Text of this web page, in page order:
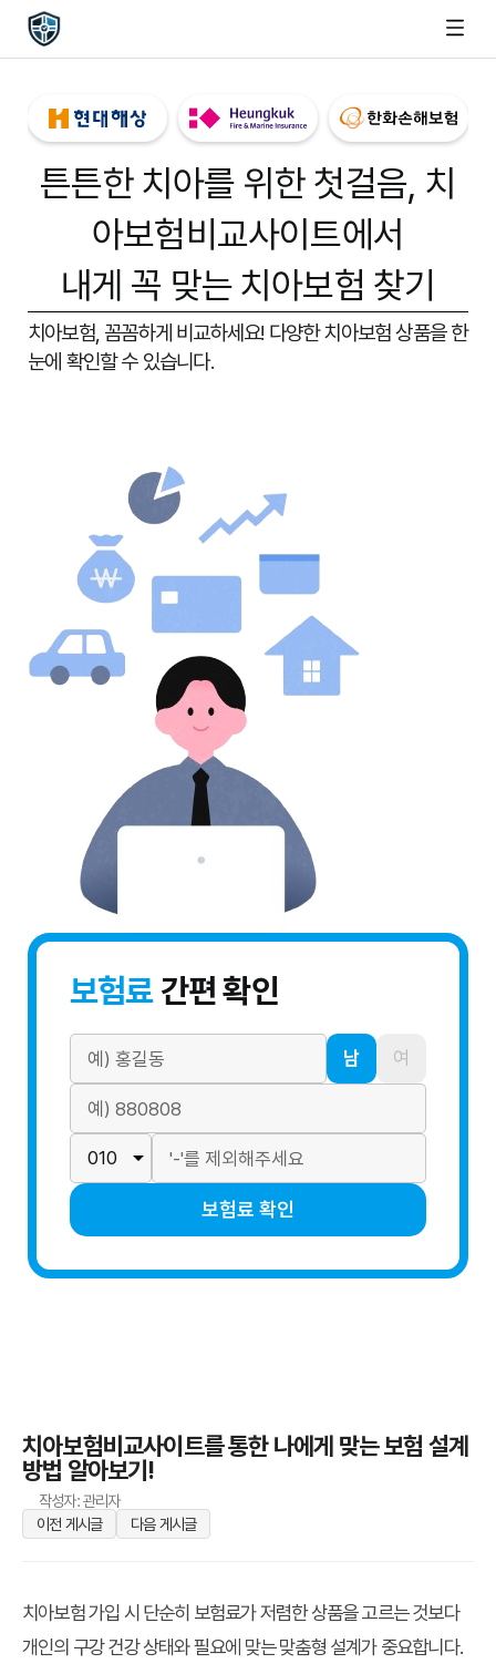
튼튼한 치아를 위한 첫걸음, 치
아보험비교사이트에서
내게 꼭 맞는 치아보험 찾기
치아보험, 꼼꼼하게 비교하세요! 다양한 치아보험 상품을 한
눈에 확인할 수 있습니다.
보험료간편 확인
남 여
보험료 확인
치아보험비교사이트를 통한 나에게 맞는 보험 설계
방법 알아보기!
작성자: 관리자
이전 게시글
다음 게시글
치아보험 가입 시 단순히 보험료가 저렴한 상품을 고르는 것보다
개인의 구강 건강 상태와 필요에 맞는 맞춤형 설계가 중요합니다.